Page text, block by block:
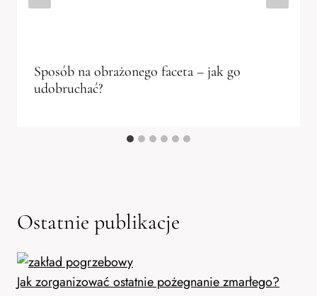
Sposób na obrażonego faceta – jak go
udobruchać?
Ostatnie publikacje
Jak zorganizować ostatnie pożegnanie zmarłego?